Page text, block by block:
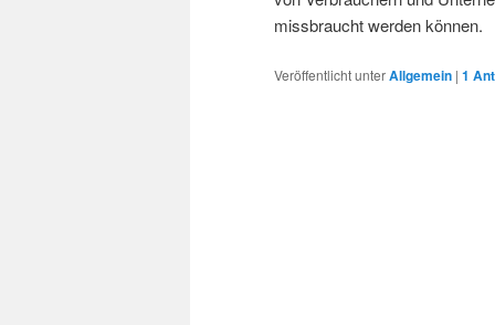
missbraucht werden können.
Veröffentlicht unterAllgemein | 1